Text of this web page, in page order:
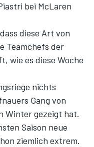
bei McLaren
diese Art von
Teamchefs der
wie es diese Woche
nichts
Gang von
Winter gezeigt hat.
Saison neue
ziemlich extrem.